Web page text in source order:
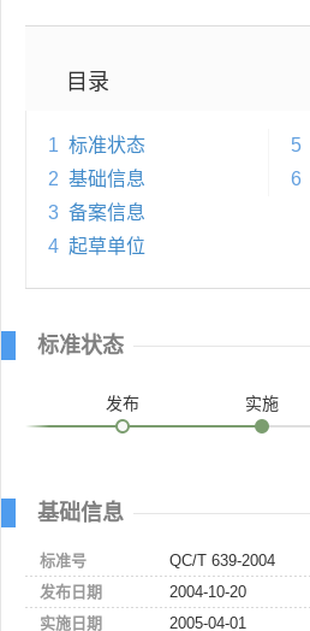
目录
1 标准状态
2 基础信息
3 备案信息
4 起草单位
5
6
标准状态
发布 实施
基础信息
标准号
QC/T 639-2004
发布日期
2004-10-20
实施日期
2005-04-01